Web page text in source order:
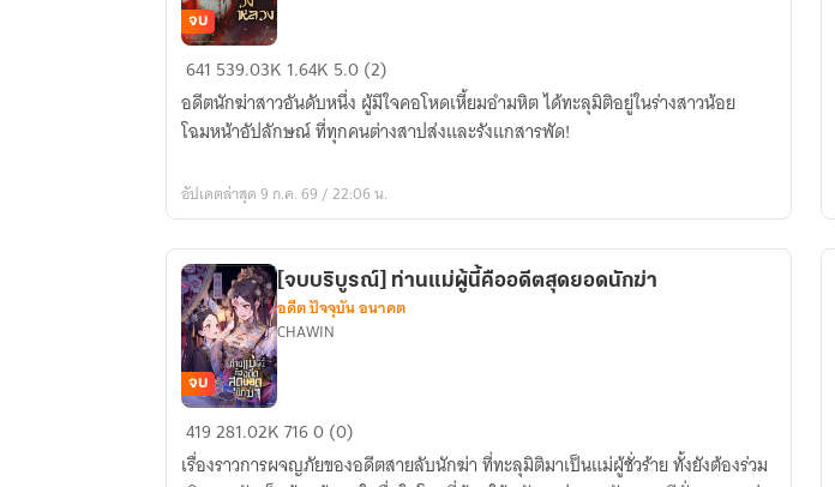
โชค
ลาภ
มา
สู่
ราชวงศ์
(จบ
บริบูรณ์)
ทะลุ
มิติ
เป็น
ชายา
โหด
แห่ง
วัง
หลวง
จบ
641 539.03K 1.64K 5.0 (2)
อดีตนักฆ่าสาวอันดับหนึ่ง ผู้มีใจคอโหดเหี้ยมอำมหิต ได้ทะลุมิติอยู่ในร่างสาวน้อย
โฉมหน้าอัปลักษณ์ ที่ทุกคนต่างสาปส่งและรังแกสารพัด!
อัปเดตล่าสุด 9 ก.ค. 69 / 22:06 น.
[จบ
บริบูรณ์]
ท่าน
จบ
[จบบริบูรณ์] ท่านแม่ผู้นี้คืออดีตสุดยอดนักฆ่า
อดีต ปัจจุบัน อนาคต
CHAWIN
419281.02K7160 (0)
เรื่องราวการผจญภัยของอดีตสายลับนักฆ่า ที่ทะลุมิติมาเป็นแม่ผู้ชั่วร้าย ทั้งยังต้องร่วม